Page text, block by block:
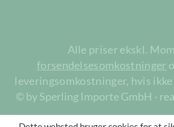
Alle priser ekskl.
forsendelsesomkostninger
leveringsomkostninger, hvis
© by Sperling Importe GmbH -